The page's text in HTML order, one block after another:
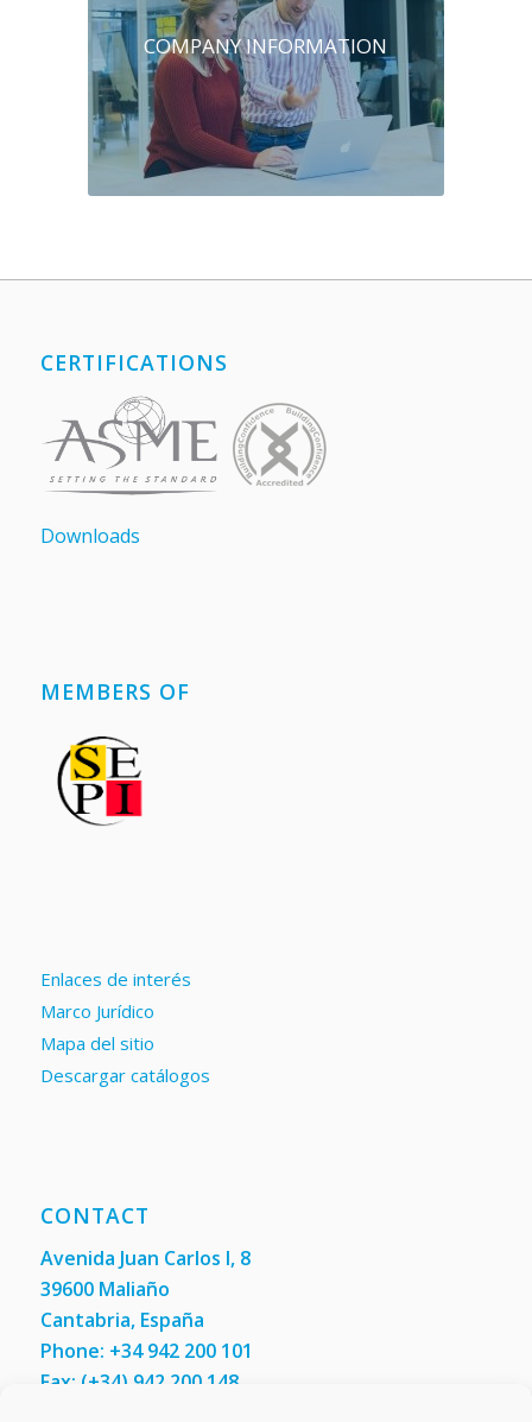
COMPANY INFORMATION
CERTIFICATIONS
Downloads
MEMBERS OF
Enlaces de interés
Marco Jurídico
Mapa del sitio
Descargar catálogos
CONTACT
Avenida Juan Carlos I, 8
39600 Maliaño
Cantabria, España
Phone: +34 942 200 101
Fax: (+34) 942 200 148